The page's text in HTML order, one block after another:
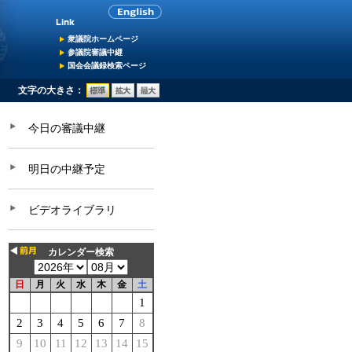
衆議院ホームページ
参議院審議中継
国会会議録検索ページ
文字の大きさ：
今日の審議中継
明日の中継予定
ビデオライブラリ
カレンダー検索
日 月 火 水 木 金 土
1
2
3 4 5 6 7
8
9
10 11 12 13 14
15